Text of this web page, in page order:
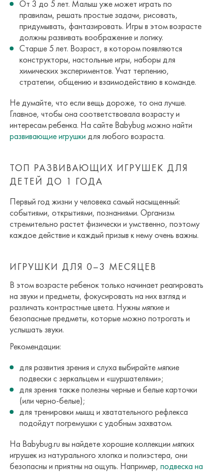
От 3 до 5 лет. Малыш уже может играть по
правилам, решать простые задачи, рисовать,
придумывать, фантазировать. Игры в этом возрасте
должны развивать воображение и логику.
Старше 5 лет. Возраст, в котором появляются
конструкторы, настольные игры, наборы для
химических экспериментов. Учат терпению,
стратегии, общению и взаимодействию в команде.
Не думайте, что если вещь дороже, то она лучше.
Главное, чтобы она соответствовала возрасту и
интересам ребенка. На сайте Babybug можно найти
развивающие игрушки для любого возраста.
ТОП РАЗВИВАЮЩИХ ИГРУШЕК ДЛЯ
ДЕТЕЙ ДО 1 ГОДА
Первый год жизни у человека самый насыщенный:
событиями, открытиями, познаниями. Организм
стремительно растет физически и умственно, поэтому
каждое действие и каждый призыв к нему очень важны.
ИГРУШКИ ДЛЯ 0–3 МЕСЯЦЕВ
В этом возрасте ребенок только начинает реагировать
на звуки и предметы, фокусировать на них взгляд и
различать контрастные цвета. Нужны мягкие и
безопасные предметы, которые можно потрогать и
услышать звуки.
Рекомендации:
для развития зрения и слуха выбирайте мягкие
подвески с зеркальцем и «шуршателями»;
для зрения также полезны черные и белые карточки
(или черно-белые);
для тренировки мышц и хватательного рефлекса
подойдут погремушки с удобным захватом.
На Babybug.ru вы найдете хорошие коллекции мягких
игрушек из натурального хлопка и полиэстера, они
безопасны и приятны на ощупь. Например, подвеска на